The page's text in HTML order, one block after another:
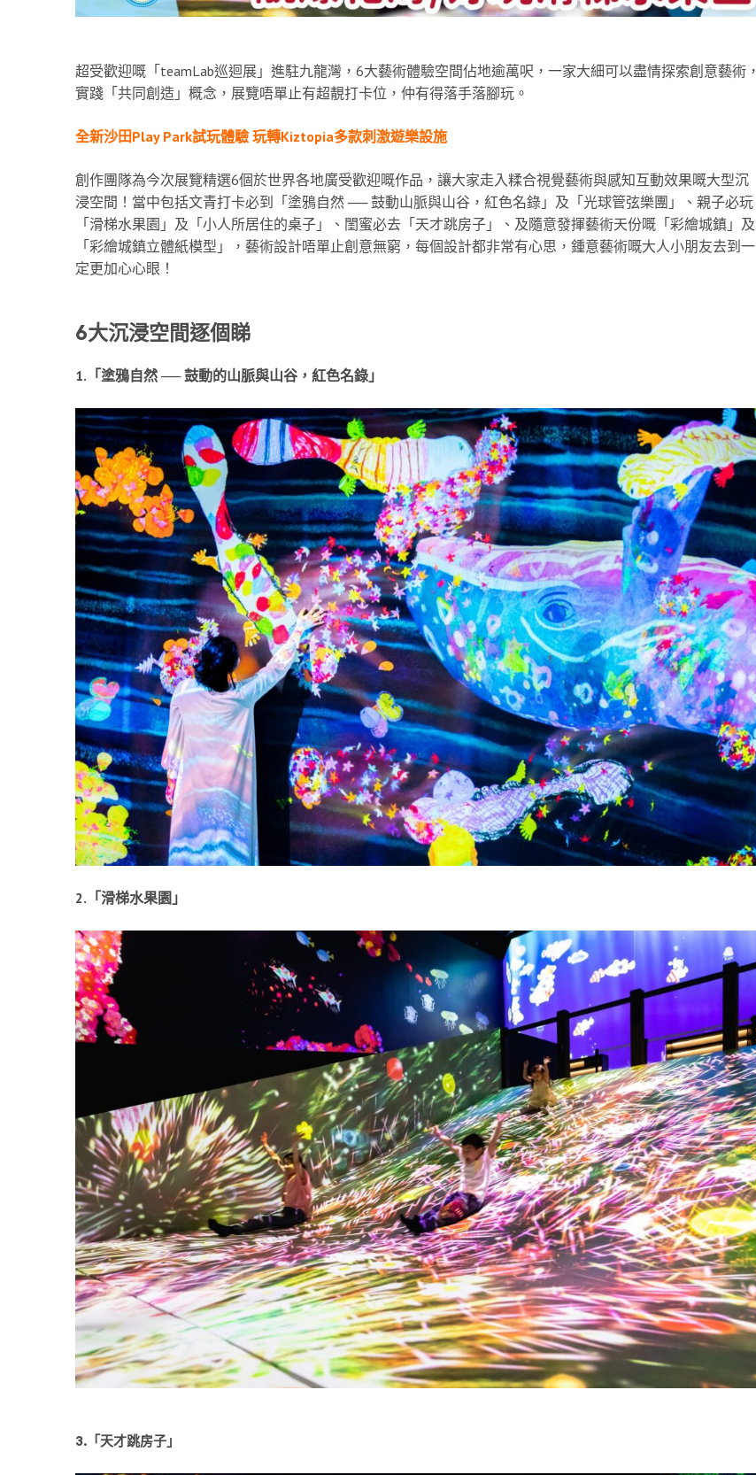
超受歡迎嘅「teamLab巡迴展」進駐九龍灣，6大藝術體驗空間佔地逾萬呎，一家大細可以盡情探索創意藝術，
實踐「共同創造」概念，展覽唔單止有超靚打卡位，仲有得落手落腳玩。
全新沙田Play Park試玩體驗 玩轉Kiztopia多款刺激遊樂設施
創作團隊為今次展覽精選6個於世界各地廣受歡迎嘅作品，讓大家走入糅合視覺藝術與感知互動效果嘅大型沉
浸空間！當中包括文青打卡必到「塗鴉自然 ── 鼓動山脈與山谷，紅色名錄」及「光球管弦樂團」、親子必玩
「滑梯水果園」及「小人所居住的桌子」、閨蜜必去「天才跳房子」、及隨意發揮藝術天份嘅「彩繪城鎮」及
「彩繪城鎮立體紙模型」，藝術設計唔單止創意無窮，每個設計都非常有心思，鍾意藝術嘅大人小朋友去到一
定更加心心眼！
6大沉浸空間逐個睇
1.「塗鴉自然 ── 鼓動的山脈與山谷，紅色名錄」
2.「滑梯水果園」
3.「天才跳房子」